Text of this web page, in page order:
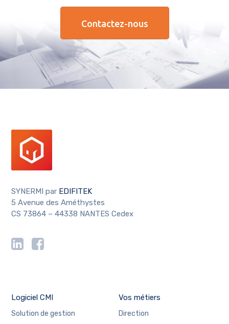
Contactez-nous
SYNERMI par EDIFITEK
5 Avenue des Améthystes
CS 73864 – 44338 NANTES Cedex
Logiciel CMI
Solution de gestion
Vos métiers
Direction